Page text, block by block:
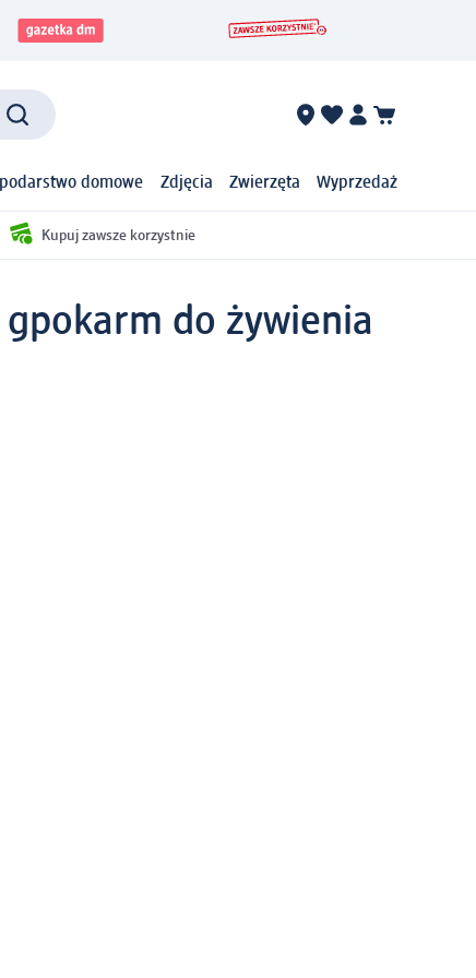
domowe Zdjęcia Zwierzęta Wyprzedaż
Kupuj zawsze korzystnie
pokarm do żywienia